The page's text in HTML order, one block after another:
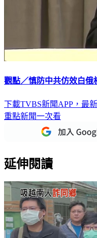
觀點／慎防中共仿效白
下載TVBS新聞APP，最
重點新聞一次看
延伸閱讀